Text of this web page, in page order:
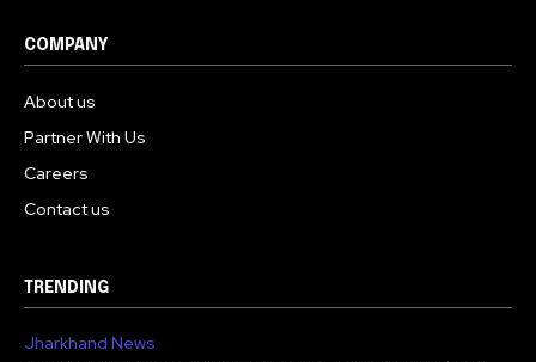
COMPANY
About us
Partner With Us
Careers
Contact us
TRENDING
Jharkhand News